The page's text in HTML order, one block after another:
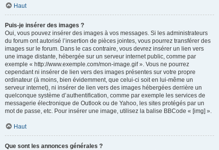
Haut
Puis-je insérer des images ?
Oui, vous pouvez insérer des images à vos messages. Si les administrateurs
du forum ont autorisé l’insertion de pièces jointes, vous pourrez transférer des
images sur le forum. Dans le cas contraire, vous devrez insérer un lien vers
une image distante, hébergée sur un serveur internet public, comme par
exemple « http://www.exemple.com/mon-image.gif ». Vous ne pourrez
cependant ni insérer de lien vers des images présentes sur votre propre
ordinateur (à moins, bien évidemment, que celui-ci soit en lui-même un
serveur internet), ni insérer de lien vers des images hébergées derrière un
quelconque système d’authentification, comme par exemple les services de
messagerie électronique de Outlook ou de Yahoo, les sites protégés par un
mot de passe, etc. Pour insérer une image, utilisez la balise BBCode « [img] ».
Haut
Que sont les annonces générales ?